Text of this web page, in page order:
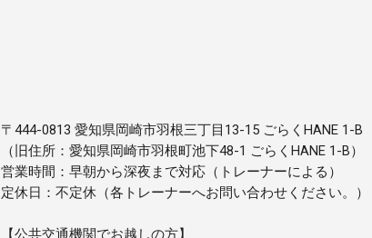
〒444-0813 愛知県岡崎市羽根三丁目13-15 ごらくHANE 1-B
（旧住所：愛知県岡崎市羽根町池下48-1 ごらくHANE 1-B）
営業時間：早朝から深夜まで対応（トレーナーによる）
定休日：不定休（各トレーナーへお問い合わせください。）
【公共交通機関でお越しの方】